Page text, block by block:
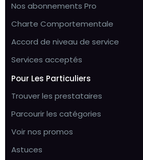
Nos abonnements Pro
Charte Comportementale
Accord de niveau de service
Services acceptés
Pour Les Particuliers
Trouver les prestataires
Parcourir les catégories
Voir nos promos
Astuces